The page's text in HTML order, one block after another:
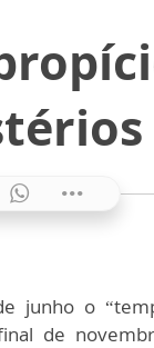
junho o
de